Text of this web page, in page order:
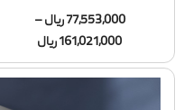
77٫553٫000ریال–
161٫021٫000ریال